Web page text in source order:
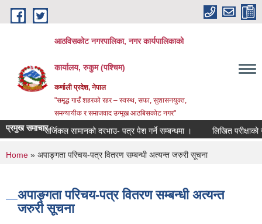
Skip to main content
आठविसकोट नगरपालिका, नगर कार्यपालिकाको
कार्यालय, रुकुम (पश्चिम)
कर्णाली प्रदेश, नेपाल
"समृद्ध गाउँ शहरको रहर – स्वस्थ, सफा, सुशासनयुक्त,
समन्यायीक र समाजवाद उन्मूख आठबिसकोट नगर"
प्रमुख समाचार
सर्जिकल सामानको दरभाउ- पत्र पेश गर्ने सम्बन्धमा । लिखित परीक्षाको नतिजा
You are here
Home » अपाङ्गता परिचय-पत्र वितरण सम्बन्धी अत्यन्त जरुरी सूचना
अपाङ्गता परिचय-पत्र वितरण सम्बन्धी अत्यन्त
जरुरी सूचना